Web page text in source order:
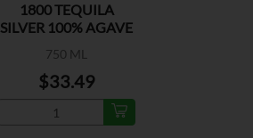
1800 TEQUILA
SILVER 100% AGAVE
750 ML
$33.49